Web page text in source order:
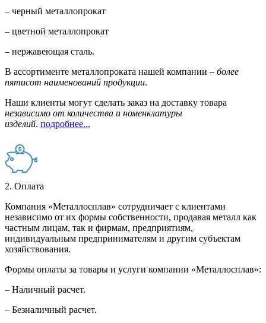
– черный металлопрокат
– цветной металлопрокат
– нержавеющая сталь.
В ассортименте металлопроката нашей компании – более
пятисот наименований продукции.
Наши клиенты могут сделать заказ на доставку товара
независимо от количества и номенклатуры
изделий. подробнее...
2. Оплата
Компания «Металлосплав» сотрудничает с клиентами
независимо от их формы собственности, продавая металл как
частным лицам, так и фирмам, предприятиям,
индивидуальным предпринимателям и другим субъектам
хозяйствования.
Формы оплаты за товары и услуги компании «Металлосплав»:
– Наличный расчет.
– Безналичный расчет.